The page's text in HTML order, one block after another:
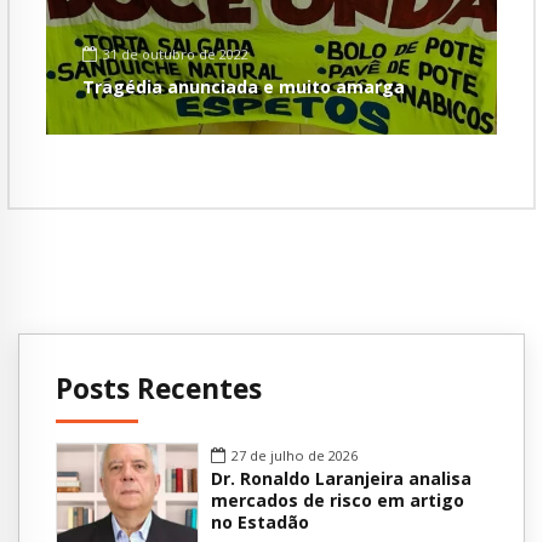
31 de outubro de 2022
Tragédia anunciada e muito amarga
Posts Recentes
27 de julho de 2026
Dr. Ronaldo Laranjeira analisa
mercados de risco em artigo
no Estadão